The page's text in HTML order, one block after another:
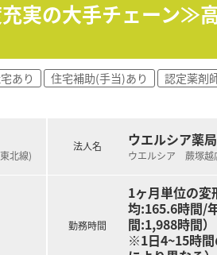
実の大手チェーン≫
あり 住宅補助(手当)あり 認定薬剤
北線)
法人名 ウエルシア薬
ウエルシア 蕨塚越
勤務時間
1ヶ月単位の変
均:165.6時間/
間:1,988時間）
※1日4~15時間